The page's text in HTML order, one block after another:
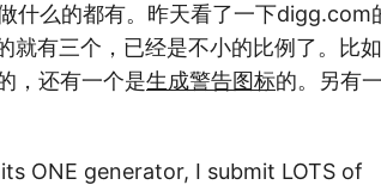
什么的都有。昨天看了一下digg.com
有三个，已经是不小的比例了。比
，还有一个是生成警告图标的。另有
ONE generator, I submit LOTS of